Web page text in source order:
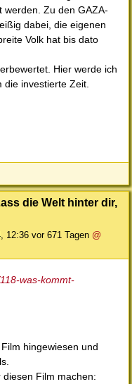
werden. Zu den GAZA-
dabei, die eigenen
Volk hat bis dato
Hier werde ich
die investierte Zeit.
die Welt hinter dir,
12:36 vor 671 Tagen @
was-kommt-
hingewiesen und
Film machen: